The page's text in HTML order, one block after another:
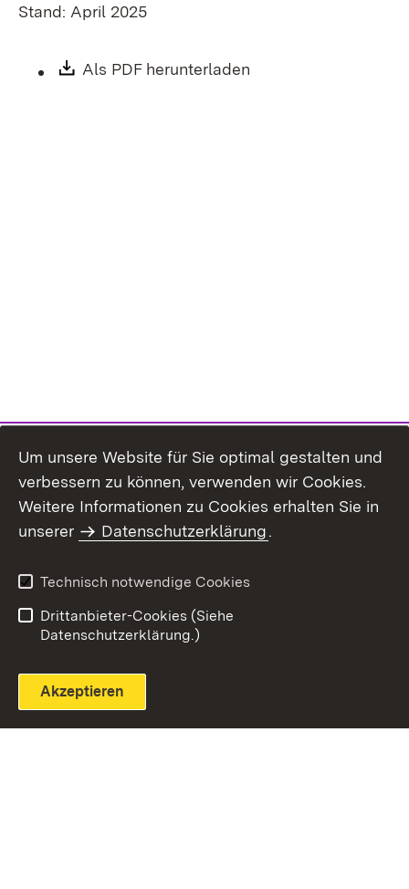
Stand: April 2025
Download:
Als PDF herunterladen
Themenübersicht
Um unsere Website für Sie optimal gestalten und
verbessern zu können, verwenden wir Cookies.
Weitere Informationen zu Cookies erhalten Sie in
unserer
Datenschutzerklärung.
Technisch notwendige Cookies
Drittanbieter-Cookies (Siehe
Datenschutzerklärung.)
Akzeptieren